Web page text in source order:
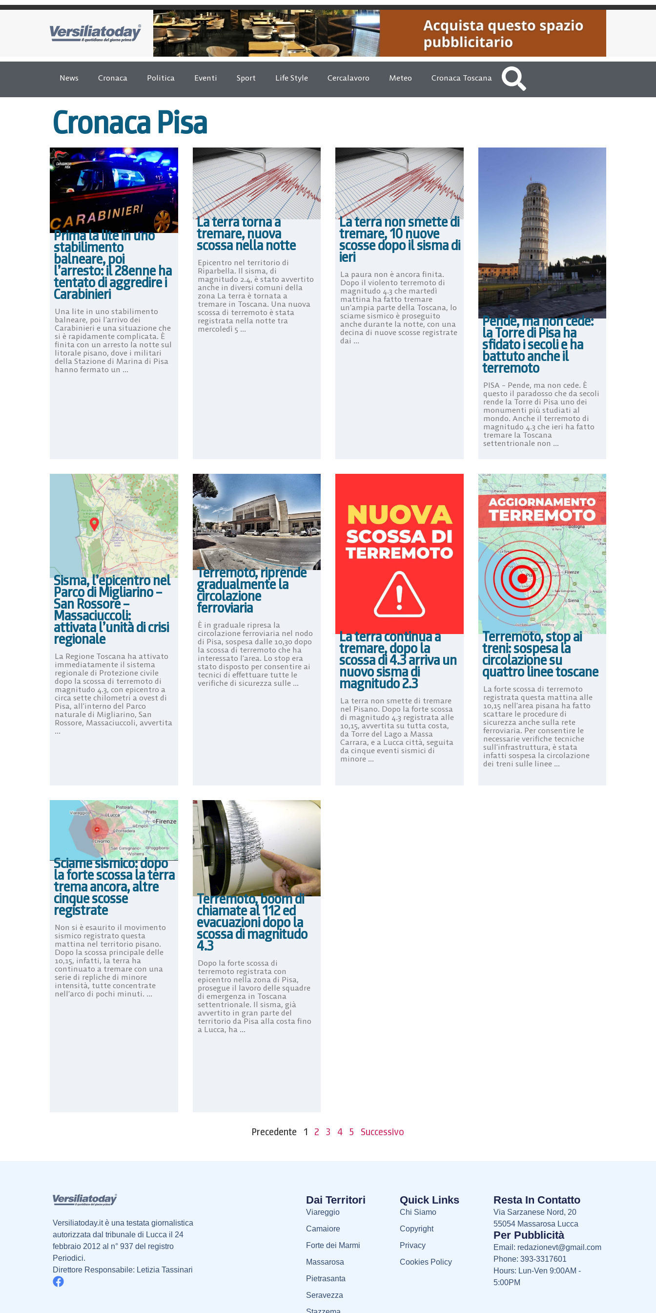
News Cronaca Politica Eventi Sport Life Style Cercalavoro Meteo Cronaca Toscana
Cronaca Pisa
Prima la lite in uno
stabilimento
balneare, poi
l’arresto: il 28enne ha
tentato di aggredire i
Carabinieri
Una lite in uno stabilimento
balneare, poi l’arrivo dei
Carabinieri e una situazione che
si è rapidamente complicata. È
finita con un arresto la notte sul
litorale pisano, dove i militari
della Stazione di Marina di Pisa
hanno fermato un ...
La terra torna a
tremare, nuova
scossa nella notte
Epicentro nel territorio di
Riparbella. Il sisma, di
magnitudo 2.4, è stato avvertito
anche in diversi comuni della
zona La terra è tornata a
tremare in Toscana. Una nuova
scossa di terremoto è stata
registrata nella notte tra
mercoledì 5 ...
La terra non smette di
tremare, 10 nuove
scosse dopo il sisma di
ieri
La paura non è ancora finita.
Dopo il violento terremoto di
magnitudo 4.3 che martedì
mattina ha fatto tremare
un’ampia parte della Toscana, lo
sciame sismico è proseguito
anche durante la notte, con una
decina di nuove scosse registrate
dai ...
Pende, ma non cede:
la Torre di Pisa ha
sfidato i secoli e ha
battuto anche il
terremoto
PISA – Pende, ma non cede. È
questo il paradosso che da secoli
rende la Torre di Pisa uno dei
monumenti più studiati al
mondo. Anche il terremoto di
magnitudo 4.3 che ieri ha fatto
tremare la Toscana
settentrionale non ...
Sisma, l’epicentro nel
Parco di Migliarino –
San Rossore –
Massaciuccoli:
attivata l’unità di crisi
regionale
La Regione Toscana ha attivato
immediatamente il sistema
regionale di Protezione civile
dopo la scossa di terremoto di
magnitudo 4.3, con epicentro a
circa sette chilometri a ovest di
Pisa, all’interno del Parco
naturale di Migliarino, San
Rossore, Massaciuccoli, avvertita
...
Terremoto, riprende
gradualmente la
circolazione
ferroviaria
È in graduale ripresa la
circolazione ferroviaria nel nodo
di Pisa, sospesa dalle 10,30 dopo
la scossa di terremoto che ha
interessato l’area. Lo stop era
stato disposto per consentire ai
tecnici di effettuare tutte le
verifiche di sicurezza sulle ...
La terra continua a
tremare, dopo la
scossa di 4.3 arriva un
nuovo sisma di
magnitudo 2.3
La terra non smette di tremare
nel Pisano. Dopo la forte scossa
di magnitudo 4.3 registrata alle
10,15, avvertita su tutta costa,
da Torre del Lago a Massa
Carrara, e a Lucca città, seguita
da cinque eventi sismici di
minore ...
Terremoto, stop ai
treni: sospesa la
circolazione su
quattro linee toscane
La forte scossa di terremoto
registrata questa mattina alle
10,15 nell’area pisana ha fatto
scattare le procedure di
sicurezza anche sulla rete
ferroviaria. Per consentire le
necessarie verifiche tecniche
sull’infrastruttura, è stata
infatti sospesa la circolazione
dei treni sulle linee ...
Sciame sismico: dopo
la forte scossa la terra
trema ancora, altre
cinque scosse
registrate
Non si è esaurito il movimento
sismico registrato questa
mattina nel territorio pisano.
Dopo la scossa principale delle
10,15, infatti, la terra ha
continuato a tremare con una
serie di repliche di minore
intensità, tutte concentrate
nell’arco di pochi minuti. ...
Terremoto, boom di
chiamate al 112 ed
evacuazioni dopo la
scossa di magnitudo
4.3
Dopo la forte scossa di
terremoto registrata con
epicentro nella zona di Pisa,
prosegue il lavoro delle squadre
di emergenza in Toscana
settentrionale. Il sisma, già
avvertito in gran parte del
territorio da Pisa alla costa fino
a Lucca, ha ...
Precedente 1 2 3 4 5 Successivo
Versiliatoday.it è una testata giornalistica
autorizzata dal tribunale di Lucca il 24
febbraio 2012 al n° 937 del registro
Periodici.
Direttore Responsabile: Letizia Tassinari
Dai Territori
Viareggio
Camaiore
Forte dei Marmi
Massarosa
Pietrasanta
Seravezza
Quick Links
Chi Siamo
Copyright
Privacy
Cookies Policy
Resta In Contatto
Via Sarzanese Nord, 20
55054 Massarosa Lucca
Per Pubblicità
Email: redazionevt@gmail.com
Phone: 393-3317601
Hours: Lun-Ven 9:00AM -
5:00PM